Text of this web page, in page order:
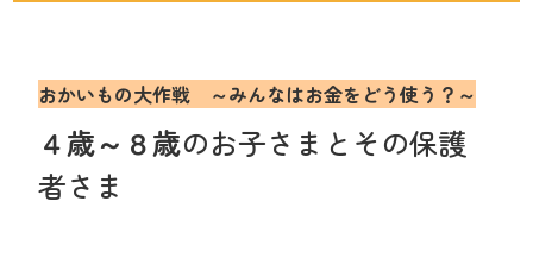
おかいもの大作戦 ～みんなはお金をどう使う？～
４歳～８歳のお子さまとその保護
者さま